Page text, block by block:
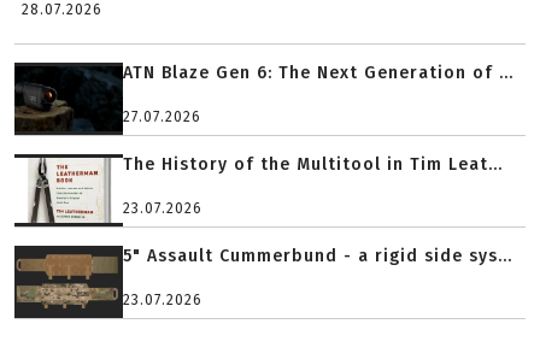
28.07.2026
ATN Blaze Gen 6: The Next Generation of ...
27.07.2026
The History of the Multitool in Tim Leat...
23.07.2026
5" Assault Cummerbund - a rigid side sys...
23.07.2026